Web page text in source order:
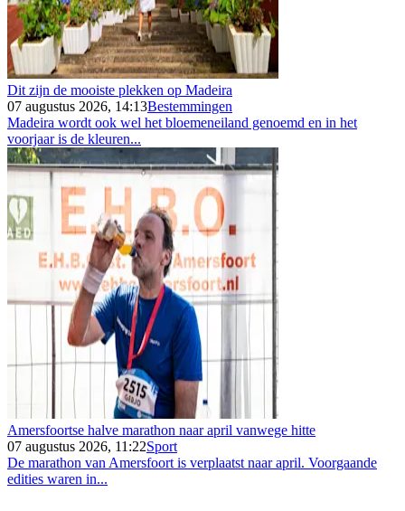
Dit zijn de mooiste plekken op Madeira
07 augustus 2026, 14:13Bestemmingen
Madeira wordt ook wel het bloemeneiland genoemd en in het
voorjaar is de kleuren...
Amersfoortse halve marathon naar april vanwege hitte
07 augustus 2026, 11:22Sport
De marathon van Amersfoort is verplaatst naar april. Voorgaande
edities waren in...